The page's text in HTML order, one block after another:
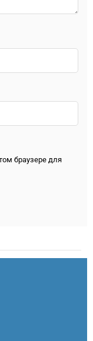
браузере для